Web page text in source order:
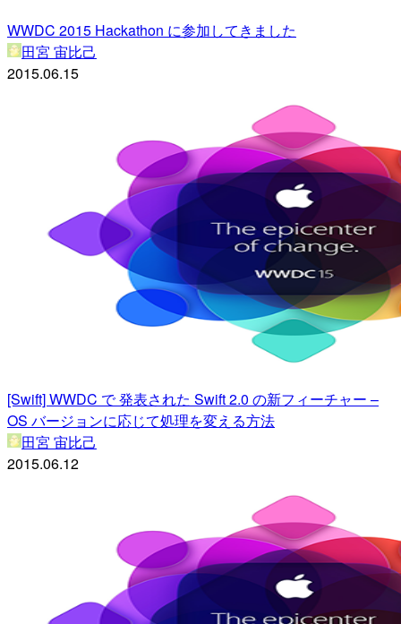
WWDC 2015 Hackathon に参加してきました
田宮 宙比己
2015.06.15
[Swift] WWDC で 発表された Swift 2.0 の新フィーチャー –
OS バージョンに応じて処理を変える方法
田宮 宙比己
2015.06.12